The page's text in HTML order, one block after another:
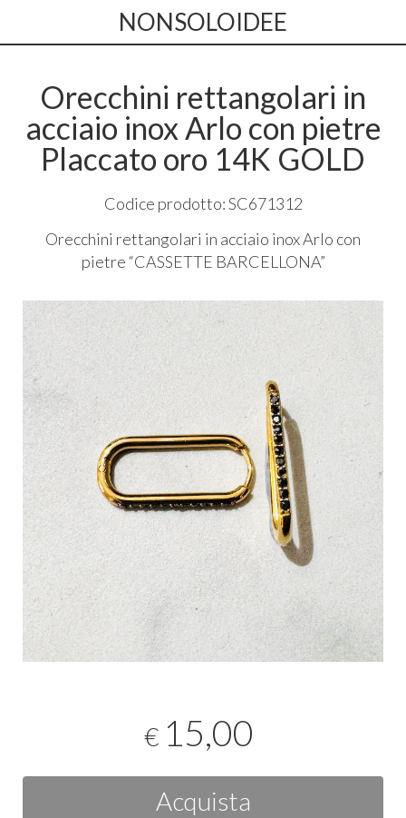
NONSOLOIDEE
Orecchini rettangolari in
acciaio inox Arlo con pietre
Placcato oro 14K GOLD
Codice prodotto: SC671312
Orecchini rettangolari in acciaio inox Arlo con
pietre “CASSETTE BARCELLONA”
€ 15,00
Acquista